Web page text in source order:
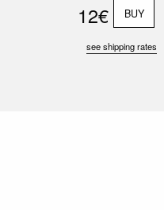
12€ BUY
see shipping rates